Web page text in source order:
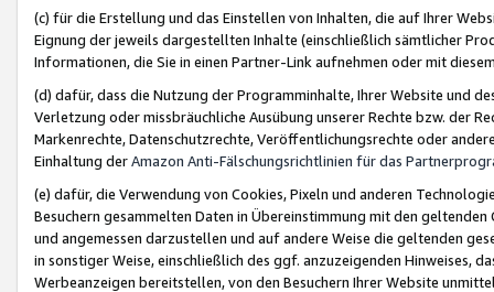
(c) für die Erstellung und das Einstellen von Inhalten, die auf Ihrer
Eignung der jeweils dargestellten Inhalte (einschließlich sämtlicher
Informationen, die Sie in einen Partner-Link aufnehmen oder mit
(d) dafür, dass die Nutzung der Programminhalte, Ihrer Website und
Verletzung oder missbräuchliche Ausübung unserer Rechte bzw. der
Markenrechte, Datenschutzrechte, Veröffentlichungsrechte oder
Einhaltung derAmazon Anti-Fälschungsrichtlinien für das
(e) dafür, die Verwendung von Cookies, Pixeln und anderen
Besuchern gesammelten Daten in Übereinstimmung mit den
und angemessen darzustellen und auf andere Weise die geltenden
in sonstiger Weise, einschließlich des ggf. anzuzeigenden Hinweises,
Werbeanzeigen bereitstellen, von den Besuchern Ihrer Website